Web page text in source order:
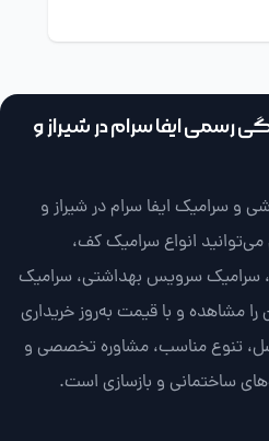
رسمی ایفا سرام در شیراز و
و سرامیک ایفا سرام در شیراز و
انواع سرامیک کف،
سرامیک سرویس بهداشتی، سرامیک
مشاهده و با قیمت به‌روز خریداری
تنوع مناسب، مشاوره تخصصی و
ساختمانی و بازسازی است.